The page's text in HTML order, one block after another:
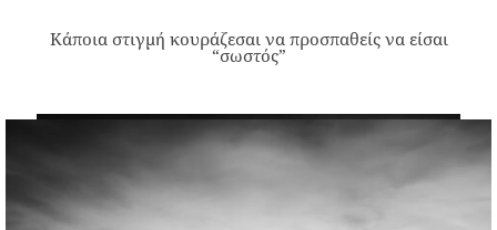
Κάποια στιγμή κουράζεσαι να προσπαθείς να είσαι
“σωστός”